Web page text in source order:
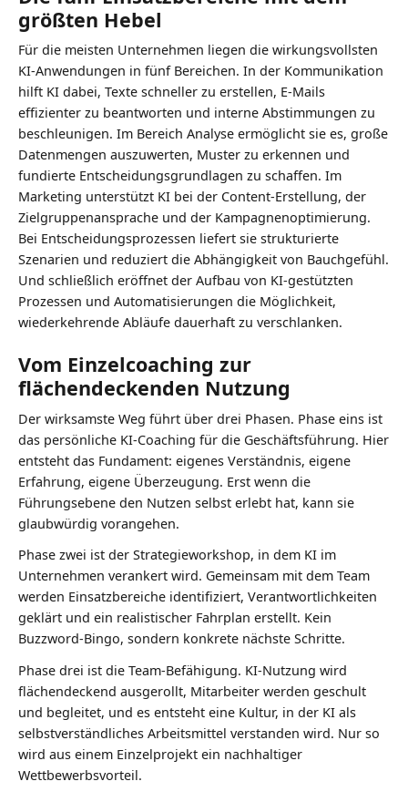
größten Hebel
Für die meisten Unternehmen liegen die wirkungsvollsten
KI-Anwendungen in fünf Bereichen. In der Kommunikation
hilft KI dabei, Texte schneller zu erstellen, E-Mails
effizienter zu beantworten und interne Abstimmungen zu
beschleunigen. Im Bereich Analyse ermöglicht sie es, große
Datenmengen auszuwerten, Muster zu erkennen und
fundierte Entscheidungsgrundlagen zu schaffen. Im
Marketing unterstützt KI bei der Content-Erstellung, der
Zielgruppenansprache und der Kampagnenoptimierung.
Bei Entscheidungsprozessen liefert sie strukturierte
Szenarien und reduziert die Abhängigkeit von Bauchgefühl.
Und schließlich eröffnet der Aufbau von KI-gestützten
Prozessen und Automatisierungen die Möglichkeit,
wiederkehrende Abläufe dauerhaft zu verschlanken.
Vom Einzelcoaching zur
flächendeckenden Nutzung
Der wirksamste Weg führt über drei Phasen. Phase eins ist
das persönliche KI-Coaching für die Geschäftsführung. Hier
entsteht das Fundament: eigenes Verständnis, eigene
Erfahrung, eigene Überzeugung. Erst wenn die
Führungsebene den Nutzen selbst erlebt hat, kann sie
glaubwürdig vorangehen.
Phase zwei ist der Strategieworkshop, in dem KI im
Unternehmen verankert wird. Gemeinsam mit dem Team
werden Einsatzbereiche identifiziert, Verantwortlichkeiten
geklärt und ein realistischer Fahrplan erstellt. Kein
Buzzword-Bingo, sondern konkrete nächste Schritte.
Phase drei ist die Team-Befähigung. KI-Nutzung wird
flächendeckend ausgerollt, Mitarbeiter werden geschult
und begleitet, und es entsteht eine Kultur, in der KI als
selbstverständliches Arbeitsmittel verstanden wird. Nur so
wird aus einem Einzelprojekt ein nachhaltiger
Wettbewerbsvorteil.